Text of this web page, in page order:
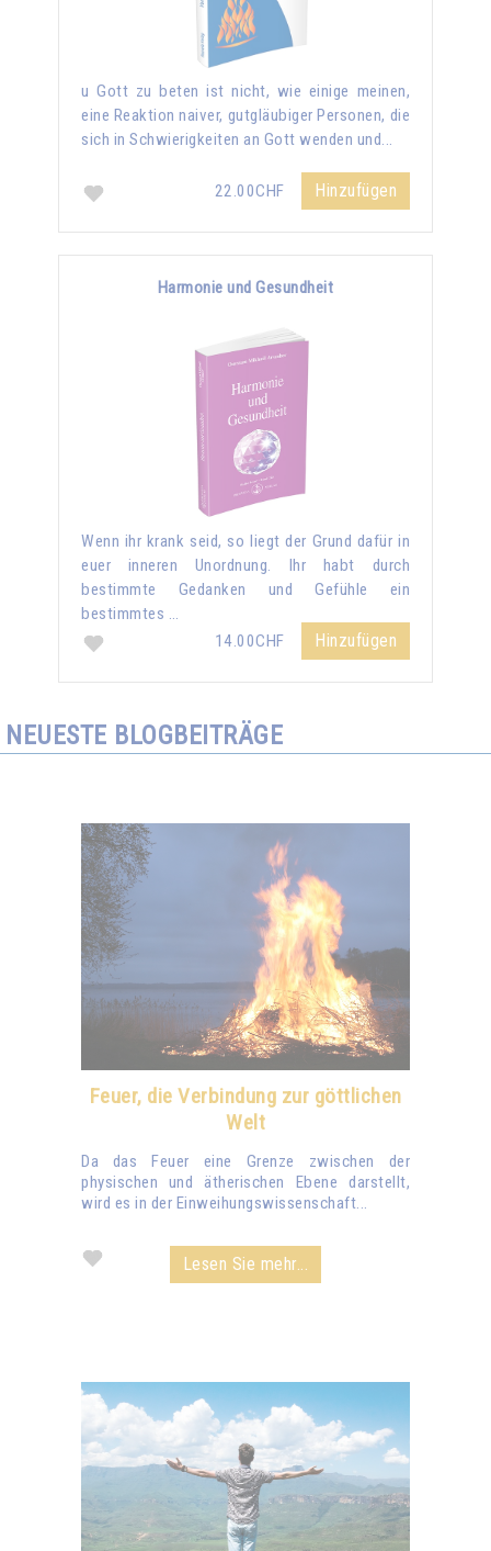
u Gott zu beten ist nicht, wie einige meinen,
eine Reaktion naiver, gutgläubiger Personen, die
sich in Schwierigkeiten an Gott wenden und...
22.00CHF Hinzufügen
Harmonie und Gesundheit
Wenn ihr krank seid, so liegt der Grund dafür in
euer inneren Unordnung. Ihr habt durch
bestimmte Gedanken und Gefühle ein
bestimmtes …
14.00CHF
Hinzufügen
NEUESTE BLOGBEITRÄGE
Feuer, die Verbindung zur göttlichen
Welt
Da das Feuer eine Grenze zwischen der
physischen und ätherischen Ebene darstellt,
wird es in der Einweihungswissenschaft...
Lesen Sie mehr...